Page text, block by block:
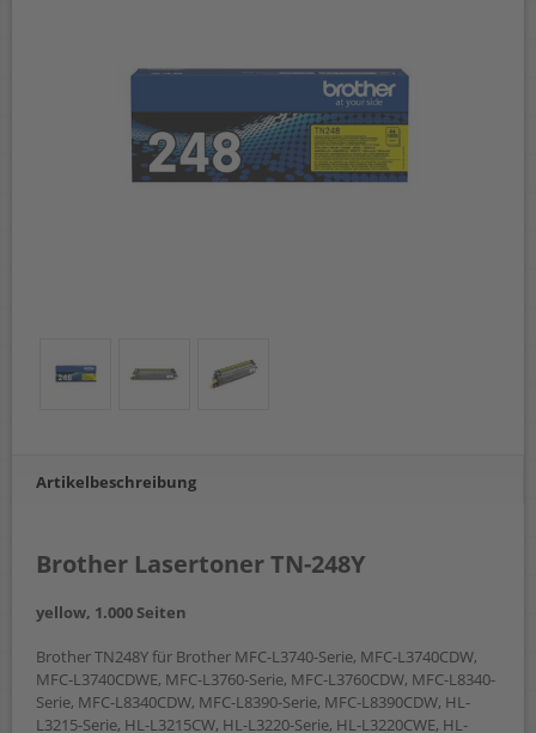
Artikelbeschreibung
Brother Lasertoner TN-248Y
yellow, 1.000 Seiten
Brother TN248Y für Brother MFC-L3740-Serie, MFC-L3740CDW,
MFC-L3740CDWE, MFC-L3760-Serie, MFC-L3760CDW, MFC-L8340-
Serie, MFC-L8340CDW, MFC-L8390-Serie, MFC-L8390CDW, HL-
L3215-Serie, HL-L3215CW, HL-L3220-Serie, HL-L3220CWE, HL-